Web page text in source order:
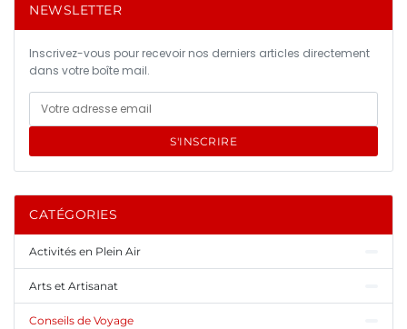
NEWSLETTER
Inscrivez-vous pour recevoir nos derniers articles directement
dans votre boîte mail.
S'INSCRIRE
CATÉGORIES
Activités en Plein Air
Arts et Artisanat
Conseils de Voyage